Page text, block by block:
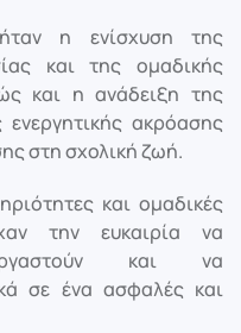
η ενίσχυση της
και της ομαδικής
και η ανάδειξη της
ακρόασης
στη σχολική ζωή.
και ομαδικές
την ευκαιρία να
και να
σε ένα ασφαλές και